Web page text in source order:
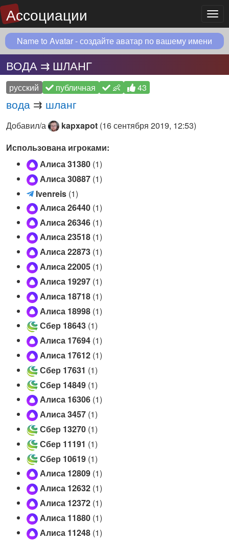
Ассоциации
Name to Avatar - создайте аватар по вашему имени
ВОДА ⇉ ШЛАНГ
русский публичная 👶 43
вода ⇉ шланг
Добавил/а kapxapot (16 сентября 2019, 12:53)
Использована игроками:
Алиса 31380 (1)
Алиса 30887 (1)
I
v
e
n
r
e
i
s
(
T
e
l
e
g
r
a
m
)
Ivenreis (1)
Алиса 26440 (1)
Алиса 26346 (1)
Алиса 23518 (1)
Алиса 22873 (1)
Алиса 22005 (1)
Алиса 19297 (1)
Алиса 18718 (1)
Алиса 18998 (1)
Сбер 18643 (1)
Алиса 17694 (1)
Алиса 17612 (1)
Сбер 17631 (1)
Сбер 14849 (1)
Алиса 16306 (1)
Алиса 3457 (1)
Сбер 13270 (1)
Сбер 11191 (1)
Сбер 10619 (1)
Алиса 12809 (1)
Алиса 12632 (1)
Алиса 12372 (1)
Алиса 11880 (1)
Алиса 11248 (1)